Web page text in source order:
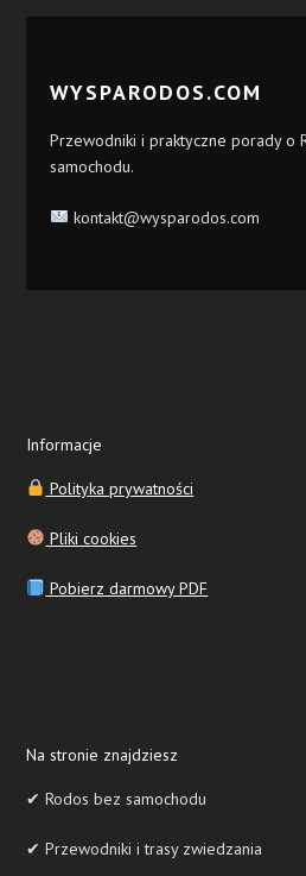
WYSPARODOS.COM
Przewodniki i praktyczne porady o
samochodu.
kontakt@wysparodos.com
Informacje
Polityka prywatności
Pliki cookies
Pobierz darmowy PDF
Na stronie znajdziesz
✔ Rodos bez samochodu
✔ Przewodniki i trasy zwiedzania